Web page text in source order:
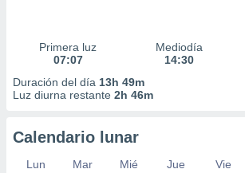
Primera luz
07:07
Mediodía
14:30
Duración del día 13h 49m
Luz diurna restante 2h 46m
Calendario lunar
Lun Mar Mié Jue Vie